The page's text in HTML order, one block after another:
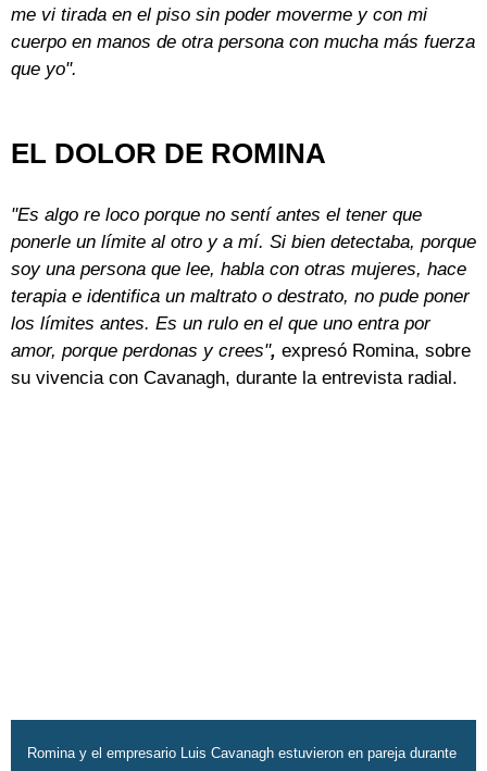
me vi tirada en el piso sin poder moverme y con mi
cuerpo en manos de otra persona con mucha más fuerza
que yo".
EL DOLOR DE ROMINA
"Es algo re loco porque no sentí antes el tener que
ponerle un límite al otro y a mí. Si bien detectaba, porque
soy una persona que lee, habla con otras mujeres, hace
terapia e identifica un maltrato o destrato, no pude poner
los límites antes. Es un rulo en el que uno entra por
amor, porque perdonas y crees", expresó Romina, sobre
su vivencia con Cavanagh, durante la entrevista radial.
Romina y el empresario Luis Cavanagh estuvieron en pareja durante